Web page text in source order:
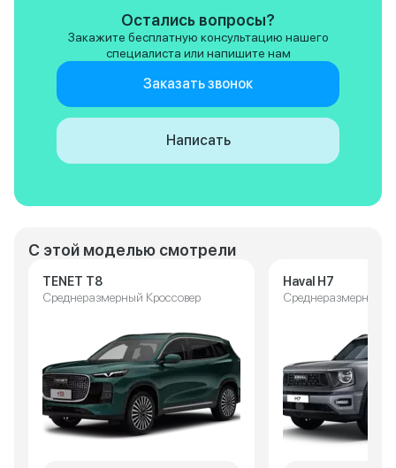
С этой моделью смотрели
TENET T8
Среднеразмерный Кроссовер
Haval H7
Среднеразмерный
Остались вопросы?
Закажите бесплатную консультацию нашего
специалиста или напишите нам
Заказать звонок
Написать